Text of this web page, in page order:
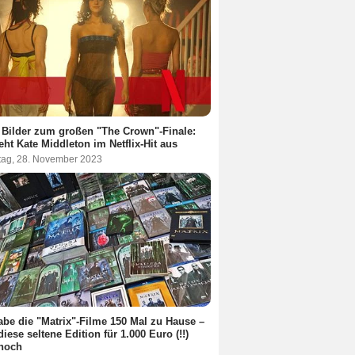
zum großen "The Crown"-Finale:
Kate Middleton im Netflix-Hit aus
28. November 2023
die "Matrix"-Filme 150 Mal zu Hause –
seltene Edition für 1.000 Euro (!!)